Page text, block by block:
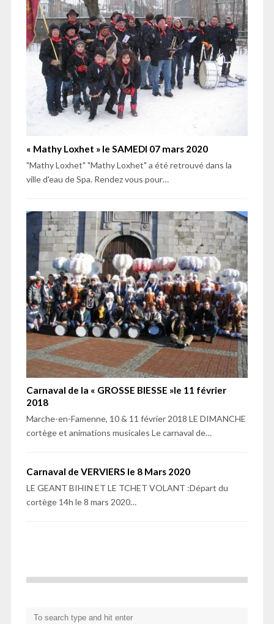
« Mathy Loxhet » le SAMEDI 07 mars 2020
"Mathy Loxhet" "Mathy Loxhet" a été retrouvé dans la
ville d'eau de Spa. Rendez vous pour…
Carnaval de la « GROSSE BIESSE »le 11 février
2018
Marche-en-Famenne, 10 & 11 février 2018 LE DIMANCHE
cortège et animations musicales Le carnaval de…
Carnaval de VERVIERS le 8 Mars 2020
LE GEANT BIHIN ET LE TCHET VOLANT :Départ du
cortège 14h le 8 mars 2020…